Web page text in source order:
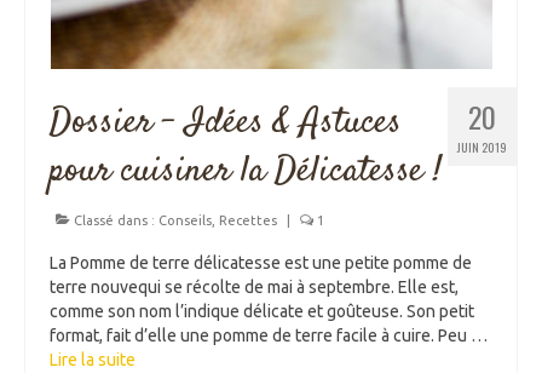
20
JUIN 2019
Dossier – Idées & Astuces
pour cuisiner la Délicatesse !
Classé dans : Conseils Recettes 1
La Pomme de terre délicatesse est une petite pomme de
terre nouvequi se récolte de mai à septembre. Elle est,
comme son nom l’indique délicate et goûteuse. Son petit
format, fait d’elle une pomme de terre facile à cuire. Peu …
Lire la suite­­